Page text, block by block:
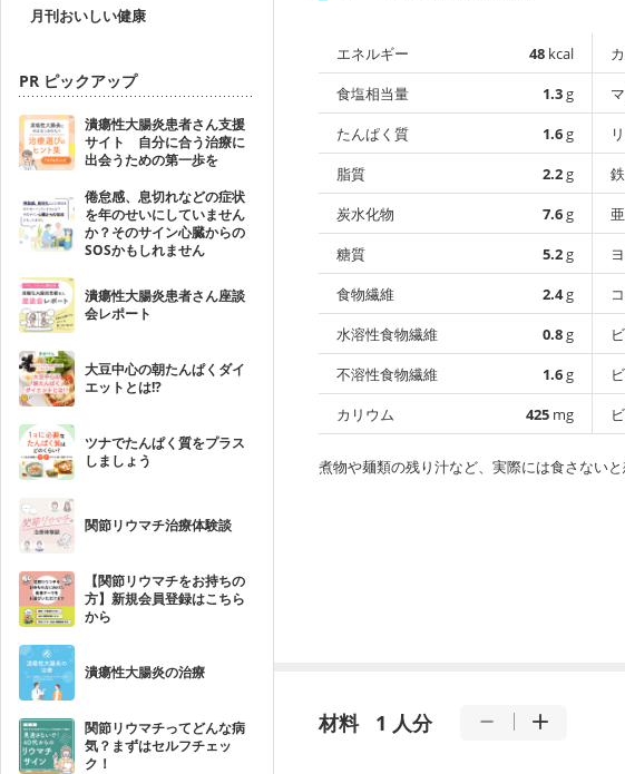
月刊おいしい健康
PR ピックアップ
潰瘍性大腸炎患者さん支援
サイト 自分に合う治療に
出会うための第一歩を
倦怠感、息切れなどの症状
を年のせいにしていません
か？そのサイン心臓からの
SOSかもしれません
潰瘍性大腸炎患者さん座談
会レポート
大豆中心の朝たんぱくダイ
エットとは!?
ツナでたんぱく質をプラス
しましょう
関節リウマチ治療体験談
【関節リウマチをお持ちの
方】新規会員登録はこちら
から
潰瘍性大腸炎の治療
関節リウマチってどんな病
気？まずはセルフチェッ
ク！
エネルギー 48 kcal
食塩相当量
1.3g
たんぱく質
1.6g
脂質
2.2g
炭水化物
7.6g
糖質
5.2g
食物繊維
2.4g
水溶性食物繊維
0.8g
不溶性食物繊維
1.6g
カリウム
425 mg
鉄
煮物や麺類の残り汁など、実際には食さない
材料 1 人分